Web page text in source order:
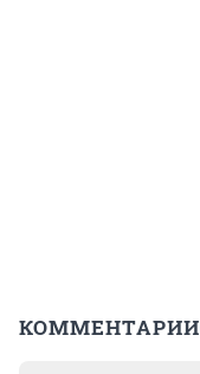
КОММЕНТАРИИ